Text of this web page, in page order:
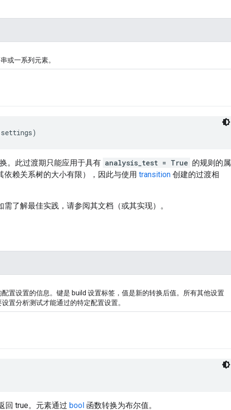
或一系列元素。
。此过渡期只能应用于具有 analysis_test = True 的规则的属
赖关系树的大小有限），因此与使用 transition 创建的过渡相
需了解最佳实践，请参阅其文档（或其实现）。
置设置的信息。键是 build 设置标签，值是新的转换后值。所有其他设置
置分析测试才能通过的特定配置设置。
回 true。元素通过 bool 函数转换为布尔值。